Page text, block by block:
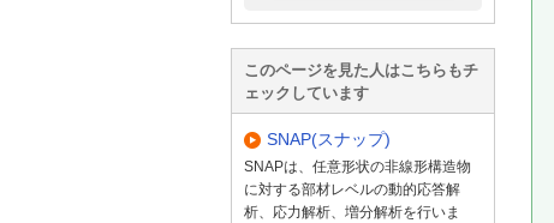
このページを見た人はこちらもチ
ェックしています
SNAP(スナップ)
SNAPは、任意形状の非線形構造物
に対する部材レベルの動的応答解
析、応力解析、増分解析を行いま